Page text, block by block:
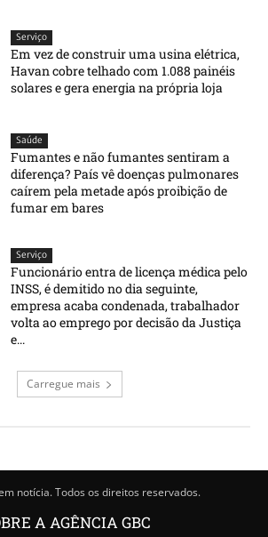
Serviço
Em vez de construir uma usina elétrica,
Havan cobre telhado com 1.088 painéis
solares e gera energia na própria loja
Saúde
Fumantes e não fumantes sentiram a
diferença? País vê doenças pulmonares
caírem pela metade após proibição de
fumar em bares
Serviço
Funcionário entra de licença médica pelo
INSS, é demitido no dia seguinte,
empresa acaba condenada, trabalhador
volta ao emprego por decisão da Justiça
e...
Carregue mais
notícia. Todos os direitos reservados.
A AGÊNCIA GBC